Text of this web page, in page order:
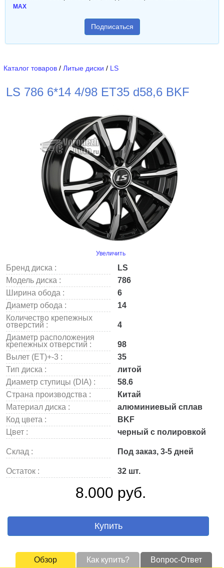
MAX
Подписаться
Каталог товаров / Литые диски / LS
LS 786 6*14 4/98 ET35 d58,6 BKF
Увеличить
Бренд диска :
LS
Модель диска :
786
Ширина обода :
6
Диаметр обода :
14
Количество крепежных
отверстий :
4
Диаметр расположения
крепежных отверстий :
98
Вылет (ET)+-3 :
35
Тип диска :
литой
Диаметр ступицы (DIA) :
58.6
Страна производства :
Китай
Материал диска :
алюминиевый сплав
Код цвета :
BKF
Цвет :
черный с полировкой
Склад : Под заказ, 3-5 дней
Остаток : 32 шт.
8.000 руб.
Купить
Обзор Как купить? Вопрос-Ответ